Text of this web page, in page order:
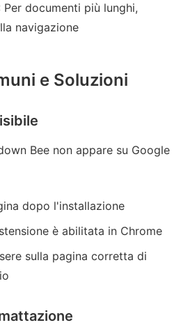
Per documenti più lunghi,
navigazione
e Soluzioni
Bee non appare su Google
dopo l'installazione
è abilitata in Chrome
sulla pagina corretta di